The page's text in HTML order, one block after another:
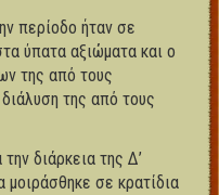
περίοδο ήταν σε
ύπατα αξιώματα και ο
της από τους
της από τους
διάρκεια της Δ’
μοιράσθηκε σε κρατίδια